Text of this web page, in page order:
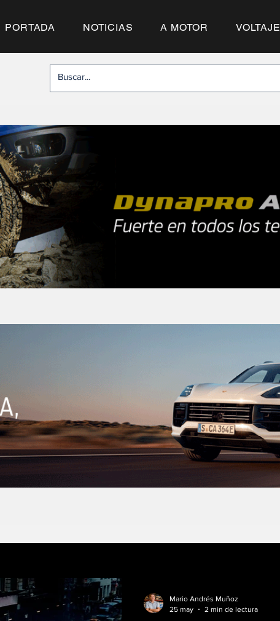
PORTADA NOTICIAS A MOTOR VOLTAJE
Mario Andrés Muñoz
25 may
2 min de lectura